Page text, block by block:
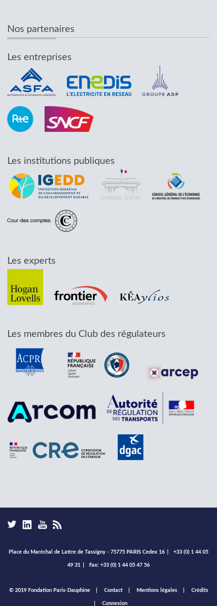
Nos partenaires
Les entreprises
Les institutions publiques
Les experts
Les membres du Club des régulateurs
Place du Maréchal de Lattre de Tassigny - 75775 PARIS Cedex 16 +33 (0) 1 44 05
49 31 Fax: +33 (0) 1 44 05 47 56
Footer
© 2019 Fondation Paris-Dauphine Contact Mentions légales Crédits
Connexion